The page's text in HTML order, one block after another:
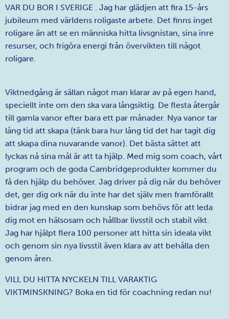
VAR DU BOR I SVERIGE . Jag har glädjen att fira 15-års
jubileum med världens roligaste arbete. Det finns inget
roligare än att se en människa hitta livsgnistan, sina inre
resurser, och frigöra energi från övervikten till något
roligare.
Viktnedgång är sällan något man klarar av på egen hand,
speciellt inte om den ska vara långsiktig. De flesta återgår
till gamla vanor efter bara ett par månader. Nya vanor tar
lång tid att skapa (tänk bara hur lång tid det har tagit dig
att skapa dina nuvarande vanor). Det bästa sättet att
lyckas nå sina mål är att ta hjälp. Med mig som coach, vårt
program och de goda Cambridgeprodukter kommer du
få den hjälp du behöver. Jag driver på dig när du behöver
det, ger dig ork när du inte har det själv men framförallt
bidrar jag med en den kunskap som behövs för att leda
dig mot en hälsosam och hållbar livsstil och stabil vikt.
Jag har hjälpt flera 100 personer att hitta sin ideala vikt
och genom sin nya livsstil även klara av att behålla den
genom åren.
VILL DU HITTA NYCKELN TILL VARAKTIG
VIKTMINSKNING? Boka en tid för coachning redan nu!